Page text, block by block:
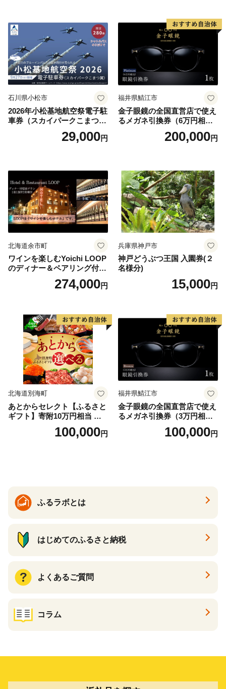
石川県小松市
2026年小松基地航空祭電子駐
車券（スカイパークこまつ
翼） 駐車場 シャトルバスの
りばすぐ 石川県 小松市
29,000円
福井県鯖江市
金子眼鏡の全国直営店で使え
るメガネ引換券（6万円相
当） Platinum200,000円
北海道余市町
ワインを楽しむYoichi LOOP
のディナー＆ペアリング付宿
泊プラン＜デラックスツイン
274,000円
兵庫県神戸市
神戸どうぶつ王国 入園券(２
名様分)
15,000円
北海道別海町
あとからセレクト【ふるさと
ギフト】寄附10万円相当 あ
とから選べる！ ギフト いく
ら ほたて 海鮮 牛肉 別海町
ギフト ふるさと納税 ）
100,000円
福井県鯖江市
金子眼鏡の全国直営店で使え
るメガネ引換券（3万円相
100,000円
ふるラボとは
はじめてのふるさと納税
よくあるご質問
コラム